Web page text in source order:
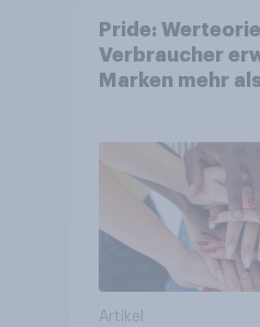
Pride:
Verbraucher
Marken mehr
Artikel